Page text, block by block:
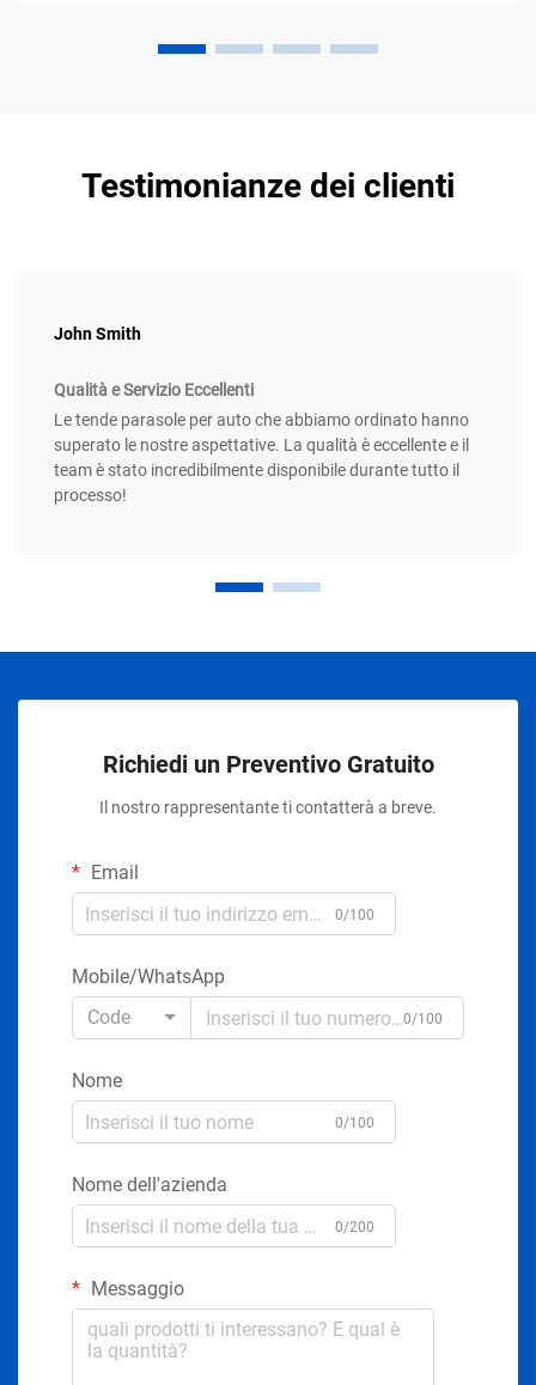
Testimonianze dei clienti
John Smith
Qualità e Servizio Eccellenti
Le tende parasole per auto che abbiamo ordinato hanno
superato le nostre aspettative. La qualità è eccellente e il
team è stato incredibilmente disponibile durante tutto il
processo!
Richiedi un Preventivo Gratuito
Il nostro rappresentante ti contatterà a breve.
Email
0/100
Mobile/WhatsApp
Code
0/100
Nome
0/100
Nome dell'azienda
0/200
Messaggio